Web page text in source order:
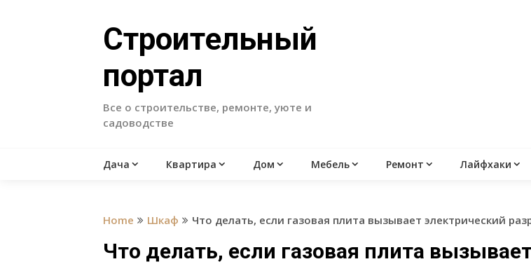
Строительный
портал
Все о строительстве, ремонте, уюте и
садоводстве
Дача Квартира Дом Мебель Ремонт Лайфхаки
Home Шкаф Что делать, если газовая плита вызывает электрический
Что делать, если газовая плита